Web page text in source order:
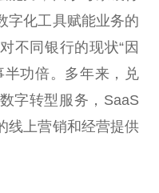
字化工具赋能业务的
不同银行的现状“因
半功倍。多年来，兑
字转型服务，SaaS
线上营销和经营提供